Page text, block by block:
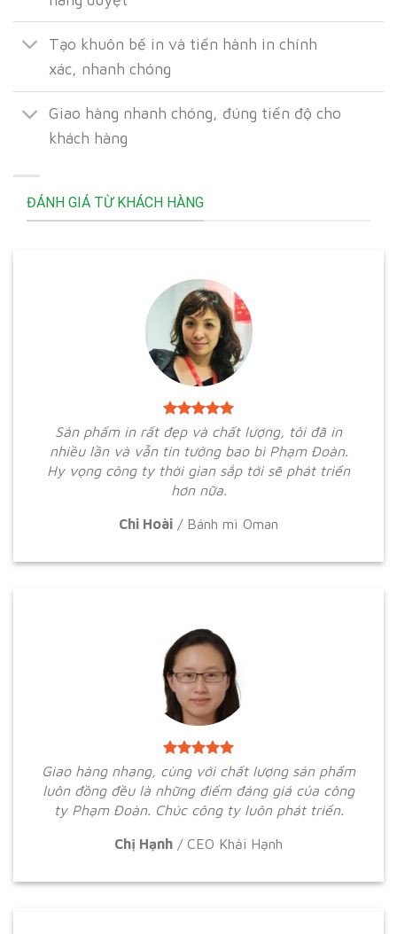
Tạo khuôn bế in và tiến hành in chính
xác, nhanh chóng
Giao hàng nhanh chóng, đúng tiến độ cho
khách hàng
ĐÁNH GIÁ TỪ KHÁCH HÀNG
Sản phẩm in rất đẹp và chất lượng, tôi đã in
nhiều lần và vẫn tin tưởng bao bì Phạm Đoàn.
Hy vọng công ty thời gian sắp tới sẽ phát triển
hơn nữa.
Chi Hoài / Bánh mì Oman
Giao hàng nhang, cùng với chất lượng sản phẩm
luôn đồng đều là những điểm đáng giá của công
ty Phạm Đoàn. Chúc công ty luôn phát triển.
Chị Hạnh / CEO Khải Hạnh